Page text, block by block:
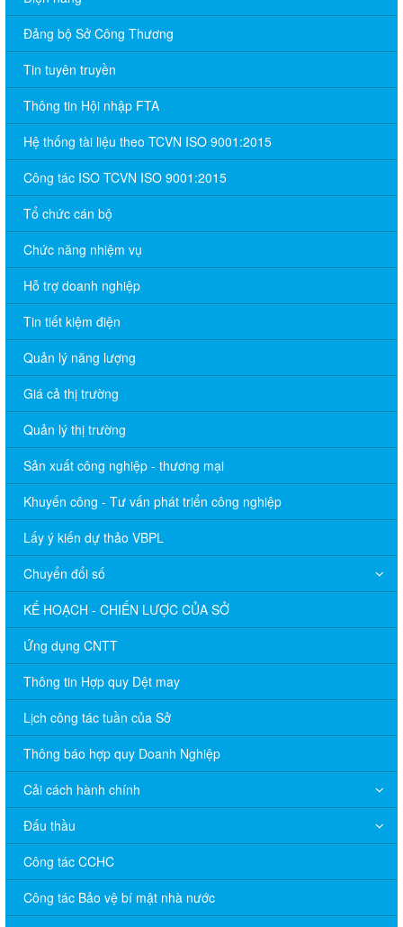
Đảng bộ Sở Công Thương
Tin tuyên truyền
Thông tin Hội nhập FTA
Hệ thống tài liệu theo TCVN ISO 9001:2015
Công tác ISO TCVN ISO 9001:2015
Tổ chức cán bộ
Chức năng nhiệm vụ
Hỗ trợ doanh nghiệp
Tin tiết kiệm điện
Quản lý năng lượng
Giá cả thị trường
Quản lý thị trường
Sản xuất công nghiệp - thương mại
Khuyến công - Tư vấn phát triển công nghiệp
Lấy ý kiến dự thảo VBPL
Chuyển đổi số
KẾ HOẠCH - CHIẾN LƯỢC CỦA SỞ
Ứng dụng CNTT
Thông tin Hợp quy Dệt may
Lịch công tác tuần của Sở
Thông báo hợp quy Doanh Nghiệp
Cải cách hành chính
Đấu thầu
Công tác CCHC
Công tác Bảo vệ bí mật nhà nước